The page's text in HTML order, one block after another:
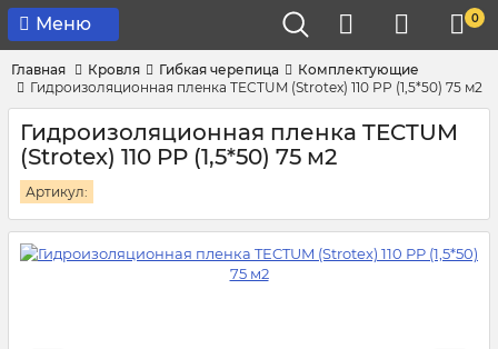
Меню 0
Главная Кровля Гибкая черепица
Комплектующие
Гидроизоляционная пленка TECTUM (Strotex) 110 PP (1,5*50) 75 м2
Гидроизоляционная пленка TECTUM
(Strotex) 110 PP (1,5*50) 75 м2
Артикул: